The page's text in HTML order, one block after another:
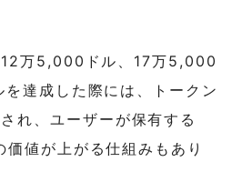
12万5,000ドル、17万5,000
達成した際には、トークン
れ、ユーザーが保有する
値が上がる仕組みもあり